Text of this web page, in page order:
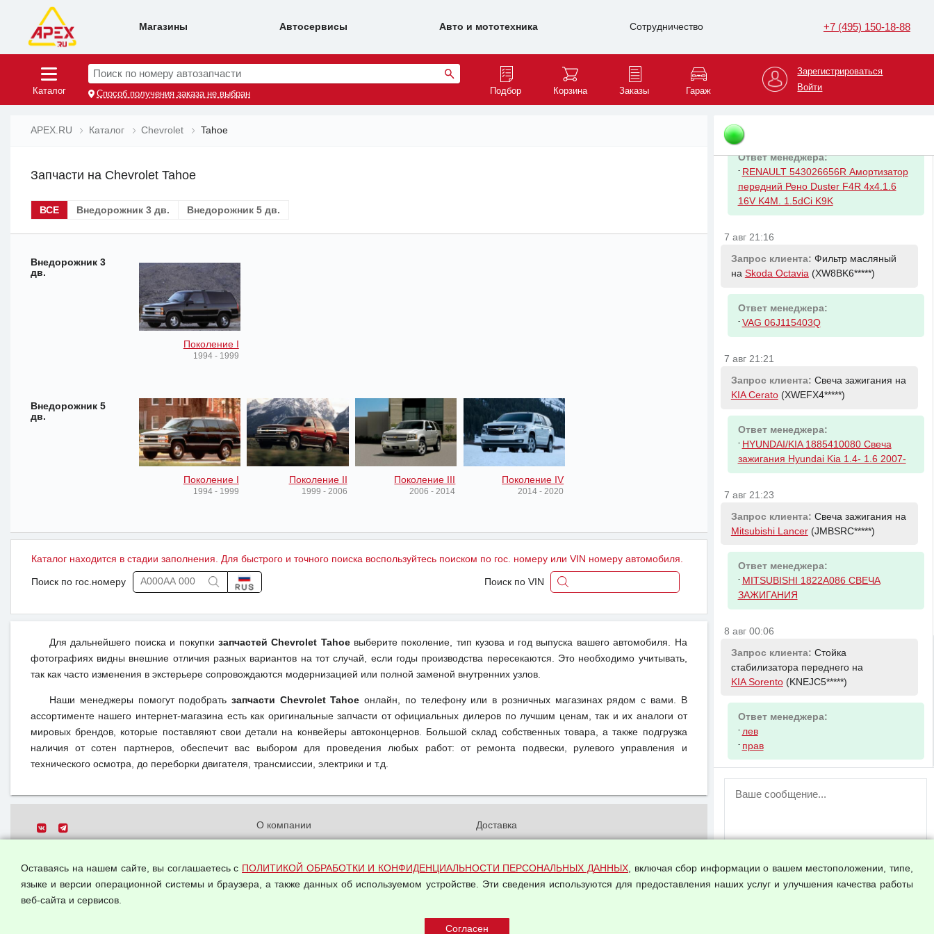
Магазины Автосервисы Авто и мототехника Сотрудничество +7 (495) 150-18-88
Каталог
Поиск по номеру автозапчасти
Способ получения заказа не выбран Подбор Корзина Заказы Гараж
Зарегистрироваться
Войти
APEX.RU Каталог Chevrolet Tahoe
Запчасти на Chevrolet Tahoe
ВСЕ Внедорожник 3 дв. Внедорожник 5 дв.
Внедорожник 3
дв.
Поколение I
1994 - 1999
Внедорожник 5
дв.
Поколение I
1994 - 1999
Поколение II
1999 - 2006
Поколение III
2006 - 2014
Поколение IV
2014 - 2020
Каталог находится в стадии заполнения. Для быстрого и точного поиска воспользуйтесь поиском по гос. номеру или VIN номеру автомобиля.
Поиск по гос.номеру Поиск по VIN
Для дальнейшего поиска и покупки запчастей Chevrolet Tahoeвыберите поколение, тип кузова и год выпуска вашего автомобиля. На
фотографиях видны внешние отличия разных вариантов на тот случай, если годы производства пересекаются. Это необходимо учитывать,
так как часто изменения в экстерьере сопровождаются модернизацией или полной заменой внутренних узлов.
Наши менеджеры помогут подобрать запчасти Chevrolet Tahoe онлайн, по телефону или в розничных магазинах рядом с вами. В
ассортименте нашего интернет-магазина есть как оригинальные запчасти от официальных дилеров по лучшим ценам, так и их аналоги от
мировых брендов, которые поставляют свои детали на конвейеры автоконцернов. Большой склад собственных товара, а также подгрузка
наличия от сотен партнеров, обеспечит вас выбором для проведения любых работ: от ремонта подвески, рулевого управления и
технического осмотра, до переборки двигателя, трансмиссии, электрики и т.д.
Все права защищены.
О компании
данных
Доставка
Оплата и возвраты
Арендодателям
Оставаясь на нашем сайте, вы соглашаетесь с ПОЛИТИКОЙ ОБРАБОТКИ И КОНФИДЕНЦИАЛЬНОСТИ ПЕРСОНАЛЬНЫХ ДАННЫХ, включая сбор информации о вашем местоположении, типе,
языке и версии операционной системы и браузера, а также данных об используемом устройстве. Эти сведения используются для предоставления наших услуг и улучшения качества работы
веб-сайта и сервисов.
топливный SSANGYONG Actyon (10-)
7 авг 20:46
Запрос клиента:Амортизатор
передний левый наRenault Duster
(X7LHSR*****)
Ответ менеджера:
- RENAULT 543026656R Амортизатор
передний Рено Duster F4R 4x4.1.6
16V K4M. 1.5dCi K9K
7 авг 21:16
Запрос клиента: Фильтр масляный
на Skoda Octavia (XW8BK6*****)
Ответ менеджера:
- VAG 06J115403Q
7 авг 21:21
Запрос клиента: Свеча зажигания на
KIA Cerato(XWEFX4*****)
Ответ менеджера:
- HYUNDAI/KIA 1885410080 Свеча
зажигания Hyundai Kia 1.4- 1.6 2007-
7 авг 21:23
Запрос клиента: Свеча зажигания на
Mitsubishi Lancer(JMBSRC*****)
Ответ менеджера:
- MITSUBISHI 1822A086 СВЕЧА
ЗАЖИГАНИЯ
8 авг 00:06
Запрос клиента: Стойка
стабилизатора переднего на
KIA Sorento(KNEJC5*****)
Ответ менеджера:
- лев
- прав
ВНИМАНИЕ!
пользователей временно отключена!
аккаунт.